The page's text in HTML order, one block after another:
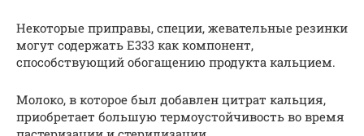
Некоторые приправы, специи, жевательные резинки
могут содержать Е333 как компонент,
способствующий обогащению продукта кальцием.
Молоко, в которое был добавлен цитрат кальция,
приобретает большую термоустойчивость во время